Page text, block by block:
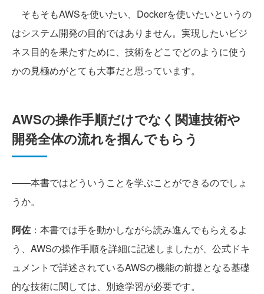
そもそもAWSを使いたい、Dockerを使いたいというの
はシステム開発の目的ではありません。実現したいビジ
ネス目的を果たすために、技術をどこでどのように使う
かの見極めがとても大事だと思っています。
AWSの操作手順だけでなく関連技術や
開発全体の流れを掴んでもらう
――本書ではどういうことを学ぶことができるのでしょ
うか。
阿佐 ：本書では手を動かしながら読み進んでもらえるよ
う、AWSの操作手順を詳細に記述しましたが、公式ドキ
ュメントで詳述されているAWSの機能の前提となる基礎
的な技術に関しては、別途学習が必要です。